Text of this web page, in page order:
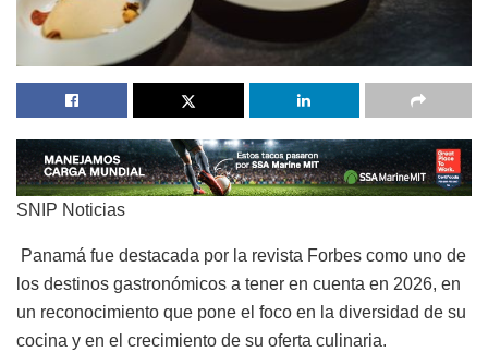
SNIP Noticias
Panamá fue destacada por la revista Forbes como uno de
los destinos gastronómicos a tener en cuenta en 2026, en
un reconocimiento que pone el foco en la diversidad de su
cocina y en el crecimiento de su oferta culinaria.